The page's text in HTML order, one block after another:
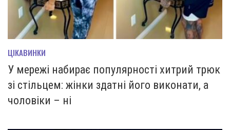
ЦІКАВИНКИ
У мережі набирає популярності хитрий трюк
зі стільцем: жінки здатні його виконати, а
чоловіки – ні